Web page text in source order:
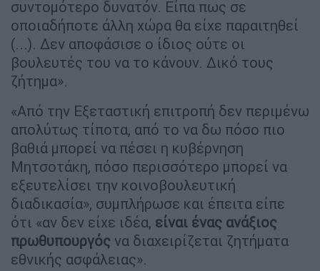
συντομότερο δυνατόν. Είπα πως σε
οποιαδήποτε άλλη χώρα θα είχε παραιτηθεί
(...). Δεν αποφάσισε ο ίδιος ούτε οι
βουλευτές του να το κάνουν. Δικό τους
ζήτημα».
«Από την Εξεταστική επιτροπή δεν περιμένω
απολύτως τίποτα, από το να δω πόσο πιο
βαθιά μπορεί να πέσει η κυβέρνηση
Μητσοτάκη, πόσο περισσότερο μπορεί να
εξευτελίσει την κοινοβουλευτική
διαδικασία», συμπλήρωσε και έπειτα είπε
ότι «αν δεν είχε ιδέα, είναι ένας ανάξιος
πρωθυπουργός να διαχειρίζεται ζητήματα
εθνικής ασφάλειας».